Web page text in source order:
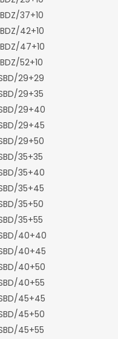
37+10
42+10
47+10
52+10
29+29
29+35
29+40
29+45
29+50
35+35
35+40
35+45
35+50
35+55
40+40
40+45
40+50
40+55
45+45
45+50
45+55